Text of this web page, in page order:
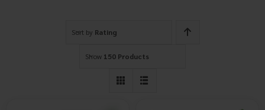
Sort by Rating
Show 150 Products